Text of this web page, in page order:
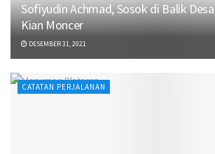
Sofiyudin Achmad, Sosok di Balik
Kian Moncer
DESEMBER 31, 2021
CATATAN PERJALANAN